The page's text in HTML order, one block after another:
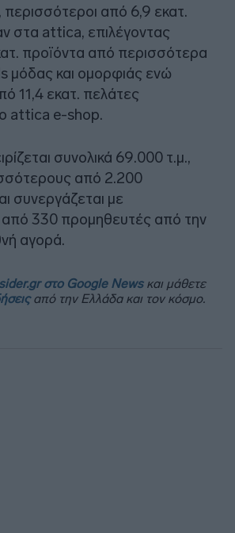
από 6,9 εκατ.
στα attica, επιλέγοντας
προϊόντα από περισσότερα
μόδας και ομορφιάς ενώ
11,4 εκατ. πελάτες
attica e-shop.
συνολικά 69.000 τ.μ.,
από 2.200
συνεργάζεται με
330 προμηθευτές από την
αγορά.
στο Google Newsκαι μάθετε
από την Ελλάδα και τον κόσμο.